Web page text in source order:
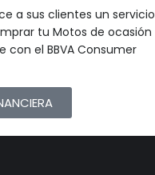
a sus clientes un servicio
tu Motos de ocasión
el BBVA Consumer